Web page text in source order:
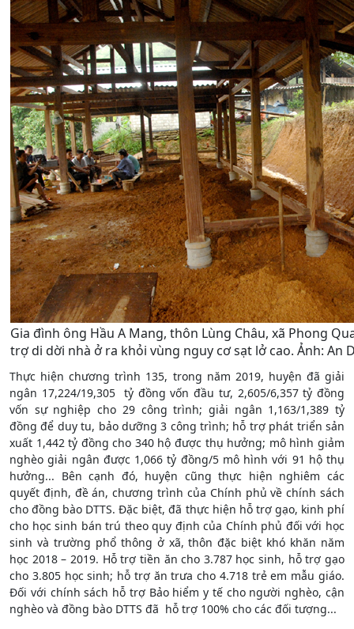
Gia đình ông Hầu A Mang, thôn Lùng Châu, xã Phong
trợ di dời nhà ở ra khỏi vùng nguy cơ sạt lở cao. Ảnh: An
Thực hiện chương trình 135, trong năm 2019, huyện đã giải
ngân 17,224/19,305 tỷ đồng vốn đầu tư, 2,605/6,357 tỷ đồng
vốn sự nghiệp cho 29 công trình; giải ngân 1,163/1,389 tỷ
đồng để duy tu, bảo dưỡng 3 công trình; hỗ trợ phát triển sản
xuất 1,442 tỷ đồng cho 340 hộ được thụ hưởng; mô hình giảm
nghèo giải ngân được 1,066 tỷ đồng/5 mô hình với 91 hộ thụ
hưởng... Bên cạnh đó, huyện cũng thực hiện nghiêm các
quyết định, đề án, chương trình của Chính phủ về chính sách
cho đồng bào DTTS. Đặc biệt, đã thực hiện hỗ trợ gạo, kinh phí
cho học sinh bán trú theo quy định của Chính phủ đối với học
sinh và trường phổ thông ở xã, thôn đặc biệt khó khăn năm
học 2018 – 2019. Hỗ trợ tiền ăn cho 3.787 học sinh, hỗ trợ gạo
cho 3.805 học sinh; hỗ trợ ăn trưa cho 4.718 trẻ em mẫu giáo.
Đối với chính sách hỗ trợ Bảo hiểm y tế cho người nghèo, cận
nghèo và đồng bào DTTS đã hỗ trợ 100% cho các đối tượng...